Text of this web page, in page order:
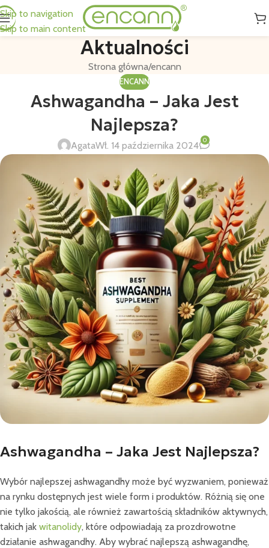
Skip to navigation
Skip to main content
Aktualności
Strona główna encann
ENCANN
Ashwagandha – Jaka Jest
Najlepsza?
AgataWł. 14 października 2024 0
Ashwagandha – Jaka Jest Najlepsza?
Wybór najlepszej ashwagandhy może być wyzwaniem, ponieważ
na rynku dostępnych jest wiele form i produktów. Różnią się one
nie tylko jakością, ale również zawartością składników aktywnych,
takich jak witanolidy, które odpowiadają za prozdrowotne
działanie ashwagandhy. Aby wybrać najlepszą ashwagandhę,